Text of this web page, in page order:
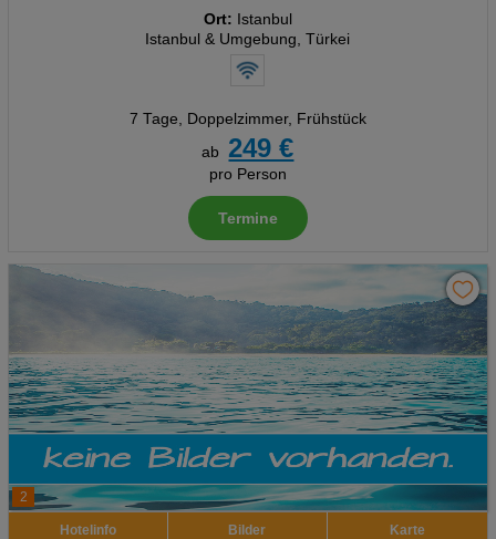
Ort: Istanbul
Istanbul & Umgebung, Türkei
7 Tage, Doppelzimmer, Frühstück
ab
249 €
pro Person
Termine
2
Hotelinfo Bilder Karte